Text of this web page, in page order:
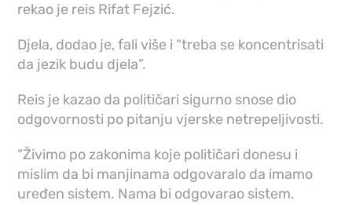
rekao je reis Rifat Fejzić.
Djela, dodao je, fali više i “treba se koncentrisati
da jezik budu djela”.
Reis je kazao da političari sigurno snose dio
odgovornosti po pitanju vjerske netrepeljivosti.
“Živimo po zakonima koje političari donesu i
mislim da bi manjinama odgovaralo da imamo
uređen sistem. Nama bi odgovarao sistem.